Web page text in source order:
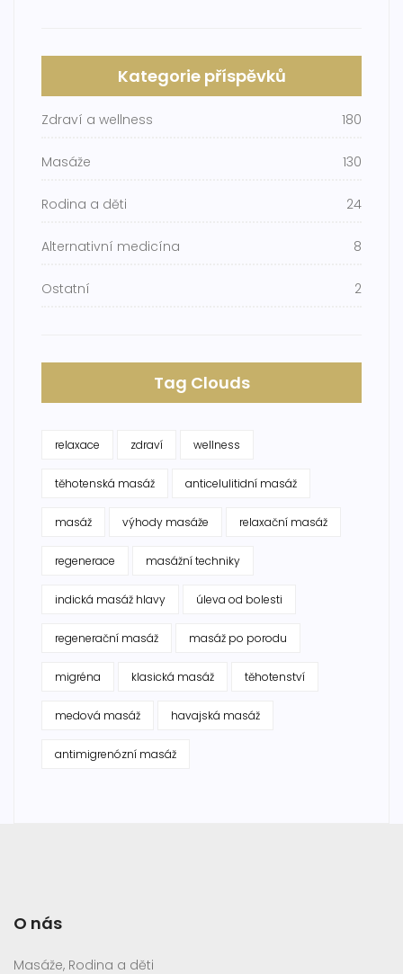
Kategorie příspěvků
Zdraví a wellness 180
Masáže 130
Rodina a děti 24
Alternativní medicína 8
Ostatní 2
Tag Clouds
relaxace zdraví wellness
těhotenská masáž anticelulitidní masáž
masáž výhody masáže relaxační masáž
regenerace masážní techniky
indická masáž hlavy úleva od bolesti
regenerační masáž masáž po porodu
migréna klasická masáž těhotenství
medová masáž havajská masáž
antimigrenózní masáž
O nás
Masáže, Rodina a děti